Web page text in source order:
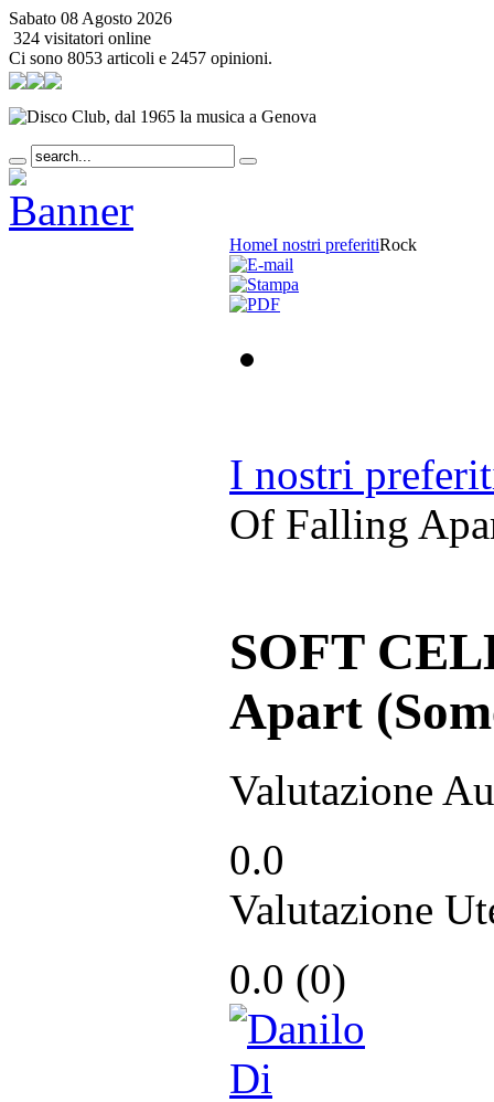
Sabato 08 Agosto 2026
324 visitatori online
Ci sono 8053 articoli e 2457 opinioni.
HomeI nostri preferitiRock
I nostri
Of Falling
SOFT
Apart
Valutazione
0.0
Valutazione
0.0 (0)